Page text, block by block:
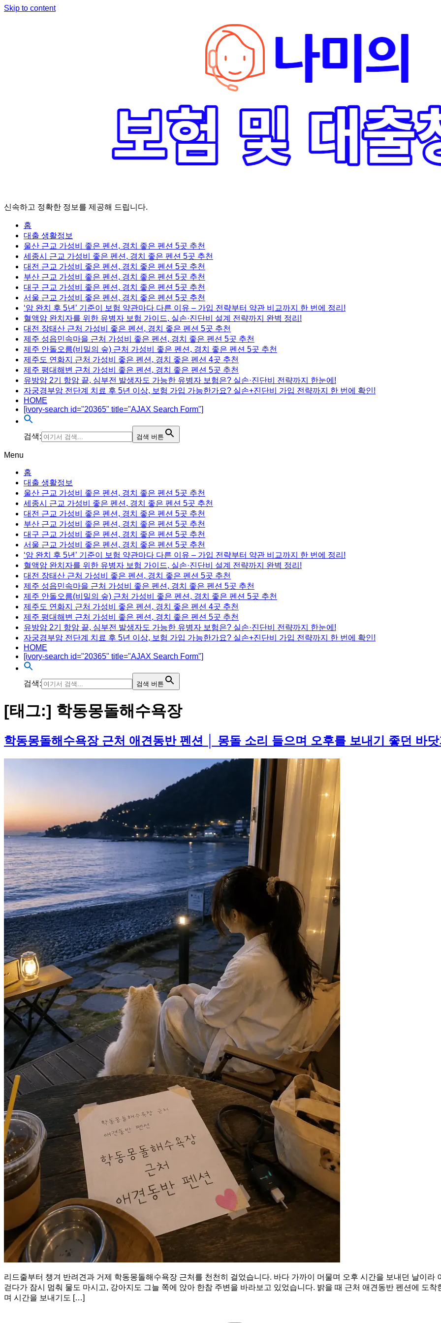
Skip to content
신속하고 정확한 정보를 제공해 드립니다.
홈
대출 생활정보
울산 근교 가성비 좋은 펜션, 경치 좋은 펜션 5곳 추천
세종시 근교 가성비 좋은 펜션, 경치 좋은 펜션 5곳 추천
대전 근교 가성비 좋은 펜션, 경치 좋은 펜션 5곳 추천
부산 근교 가성비 좋은 펜션, 경치 좋은 펜션 5곳 추천
대구 근교 가성비 좋은 펜션, 경치 좋은 펜션 5곳 추천
서울 근교 가성비 좋은 펜션, 경치 좋은 펜션 5곳 추천
‘암 완치 후 5년’ 기준이 보험 약관마다 다른 이유 – 가입 전략부터 약관 비교까지 한 번에 정리!
혈액암 완치자를 위한 유병자 보험 가이드, 실손·진단비 설계 전략까지 완벽 정리!
대전 장태산 근처 가성비 좋은 펜션, 경치 좋은 펜션 5곳 추천
제주 성읍민속마을 근처 가성비 좋은 펜션, 경치 좋은 펜션 5곳 추천
제주 안돌오름(비밀의 숲) 근처 가성비 좋은 펜션, 경치 좋은 펜션 5곳 추천
제주도 연화지 근처 가성비 좋은 펜션, 경치 좋은 펜션 4곳 추천
제주 평대해변 근처 가성비 좋은 펜션, 경치 좋은 펜션 5곳 추천
유방암 2기 항암 끝, 심부전 발생자도 가능한 유병자 보험은? 실손·진단비 전략까지 한눈에!
자궁경부암 전단계 치료 후 5년 이상, 보험 가입 가능한가요? 실손+진단비 가입 전략까지 한 번에 확인!
HOME
[ivory-search id="20365" title="AJAX Search Form"]
검색: 검색 버튼
Menu
홈
대출 생활정보
울산 근교 가성비 좋은 펜션, 경치 좋은 펜션 5곳 추천
세종시 근교 가성비 좋은 펜션, 경치 좋은 펜션 5곳 추천
대전 근교 가성비 좋은 펜션, 경치 좋은 펜션 5곳 추천
부산 근교 가성비 좋은 펜션, 경치 좋은 펜션 5곳 추천
대구 근교 가성비 좋은 펜션, 경치 좋은 펜션 5곳 추천
서울 근교 가성비 좋은 펜션, 경치 좋은 펜션 5곳 추천
‘암 완치 후 5년’ 기준이 보험 약관마다 다른 이유 – 가입 전략부터 약관 비교까지 한 번에 정리!
혈액암 완치자를 위한 유병자 보험 가이드, 실손·진단비 설계 전략까지 완벽 정리!
대전 장태산 근처 가성비 좋은 펜션, 경치 좋은 펜션 5곳 추천
제주 성읍민속마을 근처 가성비 좋은 펜션, 경치 좋은 펜션 5곳 추천
제주 안돌오름(비밀의 숲) 근처 가성비 좋은 펜션, 경치 좋은 펜션 5곳 추천
제주도 연화지 근처 가성비 좋은 펜션, 경치 좋은 펜션 4곳 추천
제주 평대해변 근처 가성비 좋은 펜션, 경치 좋은 펜션 5곳 추천
유방암 2기 항암 끝, 심부전 발생자도 가능한 유병자 보험은? 실손·진단비 전략까지 한눈에!
자궁경부암 전단계 치료 후 5년 이상, 보험 가입 가능한가요? 실손+진단비 가입 전략까지 한 번에 확인!
HOME
[ivory-search id="20365" title="AJAX Search Form"]
검색: 검색 버튼
[태그:] 학동몽돌해수욕장
학동몽돌해수욕장 근처 애견동반 펜션 │ 몽돌 소리 들으며 오후를 보내기 좋던 바
리드줄부터 챙겨 반려견과 거제 학동몽돌해수욕장 근처를 천천히 걸었습니다. 바다 가까이 머물며 오후 시간을 보내던 날이
걷다가 잠시 멈춰 물도 마시고, 강아지도 그늘 쪽에 앉아 한참 주변을 바라보고 있었습니다. 밝을 때 근처 애견동반 펜션에 도
며 시간을 보내기도 […]